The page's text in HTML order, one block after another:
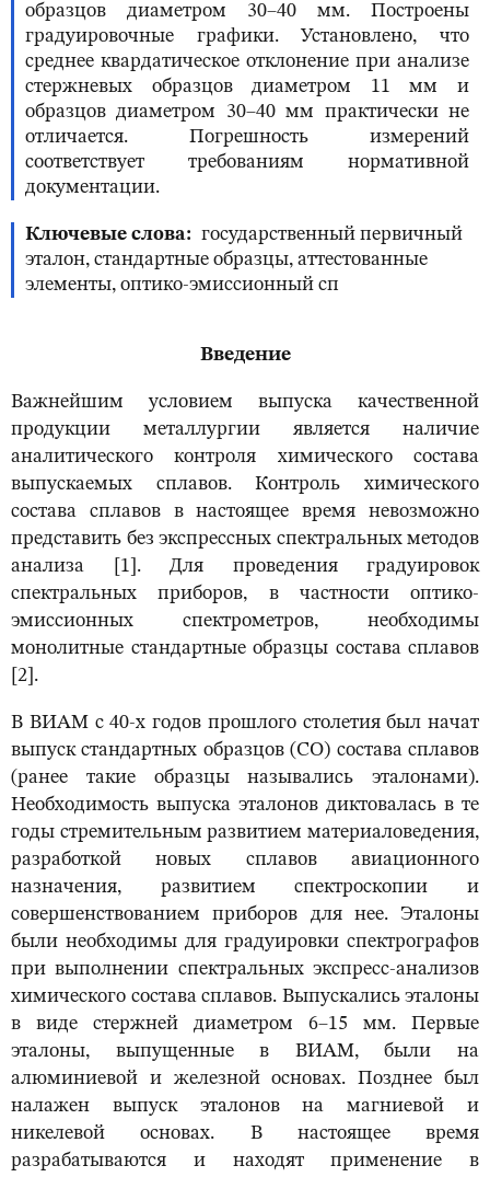
образцов диаметром 30–40 мм. Построены
градуировочные графики. Установлено, что
среднее квардатическое отклонение при анализе
стержневых образцов диаметром 11 мм и
образцов диаметром 30–40 мм практически не
отличается. Погрешность измерений
соответствует требованиям нормативной
документации.
Ключевые слова
государственный первичный
эталон, стандартные образцы, аттестованные
элементы, оптико-эмиссионный сп
Введение
Важнейшим условием выпуска качественной
продукции металлургии является наличие
аналитического контроля химического состава
выпускаемых сплавов. Контроль химического
состава сплавов в настоящее время невозможно
представить без экспрессных спектральных методов
анализа [1]. Для проведения градуировок
спектральных приборов, в частности оптико-
эмиссионных спектрометров, необходимы
монолитные стандартные образцы состава сплавов
[2].
В ВИАМ с 40-х годов прошлого столетия был начат
выпуск стандартных образцов (СО) состава сплавов
(ранее такие образцы назывались эталонами).
Необходимость выпуска эталонов диктовалась в те
годы стремительным развитием материаловедения,
разработкой новых сплавов авиационного
назначения, развитием спектроскопии и
совершенствованием приборов для нее. Эталоны
были необходимы для градуировки спектрографов
при выполнении спектральных экспресс-анализов
химического состава сплавов. Выпускались эталоны
в виде стержней диаметром 6–15 мм. Первые
эталоны, выпущенные в ВИАМ, были на
алюминиевой и железной основах. Позднее был
налажен выпуск эталонов на магниевой и
никелевой основах. В настоящее время
разрабатываются и находят применение в